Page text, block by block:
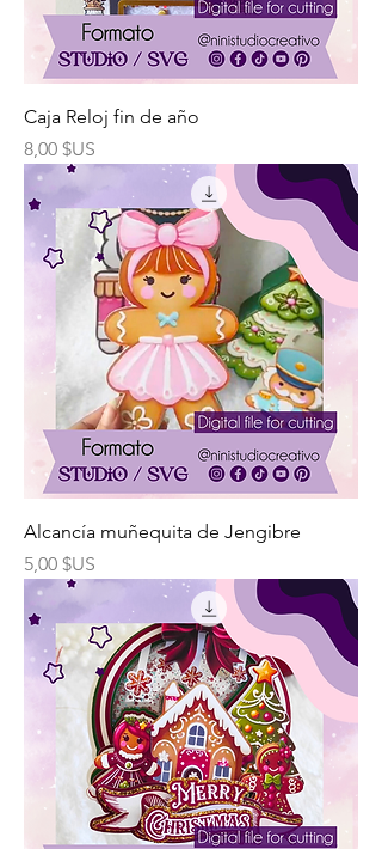
Caja Reloj fin de año
Prix
8,00 $US
Alcancía muñequita de Jengibre
Prix
5,00 $US